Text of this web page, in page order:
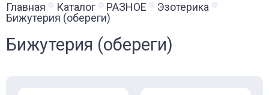
Главная Каталог РАЗНОЕ
Эзотерика
Бижутерия (обереги)
Бижутерия (обереги)